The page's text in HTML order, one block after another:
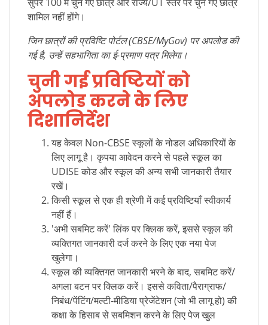
सुपर 100 में चुने गए छात्र और राज्य/UT स्तर पर चुने गए छात्र
शामिल नहीं होंगे।
जिन छात्रों की प्रविष्टि पोर्टल (CBSE/MyGov) पर अपलोड की
गई है, उन्हें सहभागिता का ई-प्रमाण पत्र मिलेगा।
चुनी गई प्रविष्टियों को
अपलोड करने के लिए
दिशानिर्देश
यह केवल Non-CBSE स्कूलों के नोडल अधिकारियों के
लिए लागू है। कृपया आवेदन करने से पहले स्कूल का
UDISE कोड और स्कूल की अन्य सभी जानकारी तैयार
रखें।
किसी स्कूल से एक ही श्रेणी में कई प्रविष्टियाँ स्वीकार्य
नहीं हैं।
'अभी सबमिट करें' लिंक पर क्लिक करें, इससे स्कूल की
व्यक्तिगत जानकारी दर्ज करने के लिए एक नया पेज
खुलेगा।
स्कूल की व्यक्तिगत जानकारी भरने के बाद, सबमिट करें/
अगला बटन पर क्लिक करें। इससे कविता/पैराग्राफ/
निबंध/पेंटिंग/मल्टी-मीडिया प्रेजेंटेशन (जो भी लागू हो) की
कक्षा के हिसाब से सबमिशन करने के लिए पेज खुल